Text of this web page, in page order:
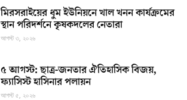
মিরসরাইয়ের ধুম ইউনিয়নে খাল খনন কার্যক্রমের
স্থান পরিদর্শনে কৃষকদলের নেতারা
আগস্ট ৩, ২০২৬
৫ আগস্ট: ছাত্র-জনতার ঐতিহাসিক বিজয়,
ফ্যাসিস্ট হাসিনার পলায়ন
আগস্ট ৫, ২০২৬